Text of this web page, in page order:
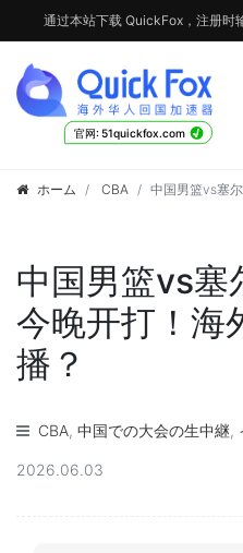
通过本站下载 QuickFox，注册时
官网: 51quickfox.com √
ホーム CBA 中国男篮vs塞
中国男篮vs塞
今晚开打！海
播？
CBA, 中国での大会の生中継,
2026.06.03